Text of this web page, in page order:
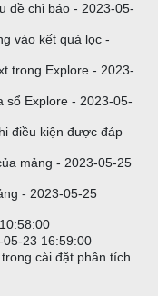
đề chỉ báo - 2023-05-
vào kết quả lọc -
trong Explore - 2023-
sổ Explore - 2023-05-
điều kiện được đáp
mảng - 2023-05-25
- 2023-05-25
23 16:59:00
cài đặt phân tích